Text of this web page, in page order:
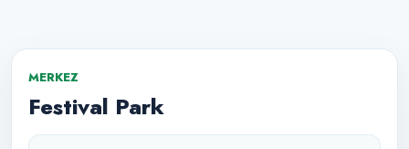
MERKEZ
Festival Park